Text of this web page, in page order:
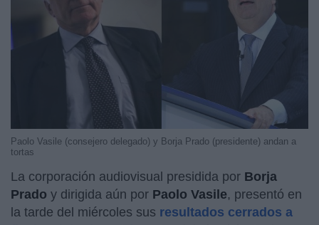
Paolo Vasile (consejero delegado) y Borja Prado (presidente) andan a
tortas
La corporación audiovisual presidida por Borja
Prado y dirigida aún por Paolo Vasile, presentó en
la tarde del miércoles sus resultados cerrados a